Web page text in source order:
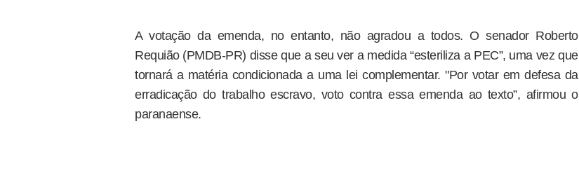
A votação da emenda, no entanto, não agradou a todos. O senador Roberto
Requião (PMDB-PR) disse que a seu ver a medida “esteriliza a PEC”, uma vez que
tornará a matéria condicionada a uma lei complementar. "Por votar em defesa da
erradicação do trabalho escravo, voto contra essa emenda ao texto”, afirmou o
paranaense.